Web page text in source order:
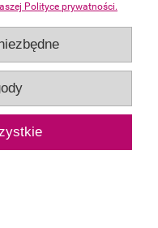
Hunter,
Polityce prywatności.